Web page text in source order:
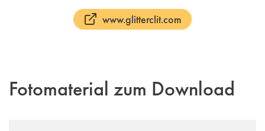
www.glitterclit.com
Fotomaterial zum Download